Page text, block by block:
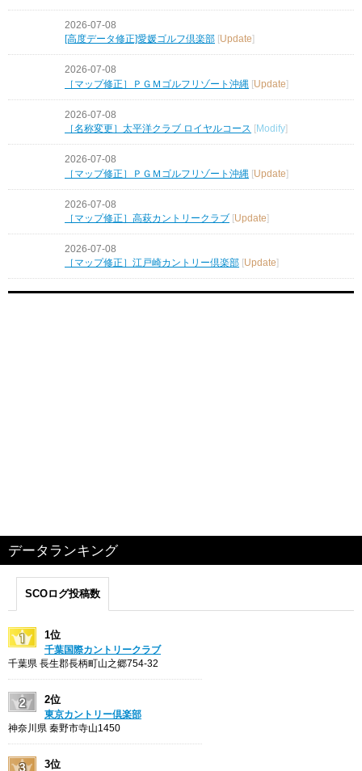
2026-07-08
[高度データ修正]愛媛ゴルフ倶楽部 Update
2026-07-08
［マップ修正］ＰＧＭゴルフリゾート沖縄 [Update]
2026-07-08
［名称変更］太平洋クラブ ロイヤルコース [Modify]
2026-07-08
［マップ修正］ＰＧＭゴルフリゾート沖縄 [Update]
2026-07-08
［マップ修正］高萩カントリークラブ [Update]
2026-07-08
［マップ修正］江戸崎カントリー倶楽部 Update
データランキング
SCOログ投稿数
1位
千葉国際カントリークラブ
千葉県 長生郡長柄町山之郷754-32
2位
東京カントリー倶楽部
神奈川県 秦野市寺山1450
3位